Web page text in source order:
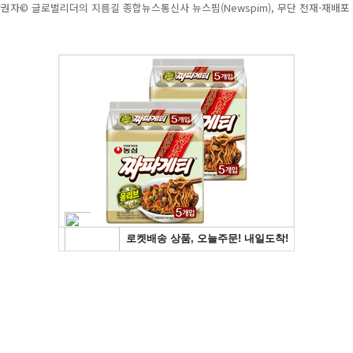
자© 글로벌리더의 지름길 종합뉴스통신사 뉴스핌(Newspim), 무단 전재-재배포